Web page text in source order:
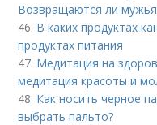
Возвращаются ли
46. В каких продуктах
продуктах питания
47. Медитация на
медитация красоты и
48. Как носить черное
выбрать пальто?